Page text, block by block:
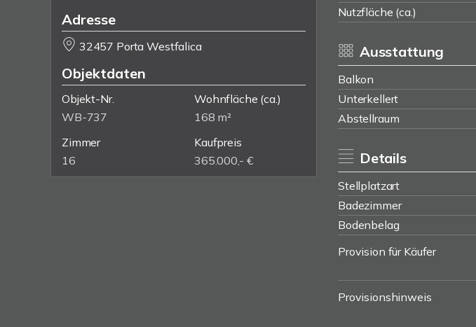
Adresse
32457 Porta Westfalica
Objektdaten
Objekt-Nr.
WB-737
Wohnfläche (ca.)
168 m²
Zimmer
16
Kaufpreis
365.000,- €
Nutzfläche (ca.)
Ausstattung
Balkon
Unterkellert
Abstellraum
Details
Stellplatzart
Badezimmer
Bodenbelag
Provision für Käufer
Provisionshinweis